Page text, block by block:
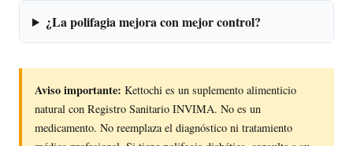
¿La polifagia mejora con mejor control?
Aviso importante: Kettochi es un suplemento alimenticio
natural con Registro Sanitario INVIMA. No es un
medicamento. No reemplaza el diagnóstico ni tratamiento